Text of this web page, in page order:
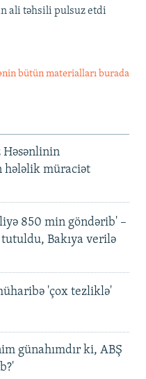
ali təhsili pulsuz etdi
bütün materialları burada
Həsənlinin
hələlik müraciət
850 min göndərib' –
Bakıya verilə
'çox tezliklə'
günahımdır ki, ABŞ